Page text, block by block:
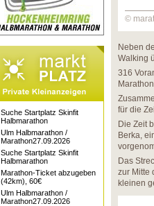
©
Neben
Walking
316
für die
Die Zeit
Berka,
Das
zur Mitte
kleinen
Suche Startplatz Skinfit
Halbmarathon
Ulm Halbmarathon /
Marathon27.09.2026
Suche Startplatz Skinfit
Halbmarathon
Marathon-Ticket abzugeben
(42km), 60€
Ulm Halbmarathon /
Marathon27.09.2026